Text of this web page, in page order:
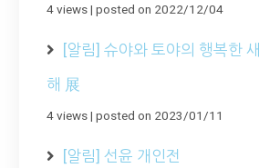
4 views| posted on 2022/12/04
[알림] 슈야와 토야의 행복한 새
해 展
4 views| posted on 2023/01/11
[알림] 선윤 개인전